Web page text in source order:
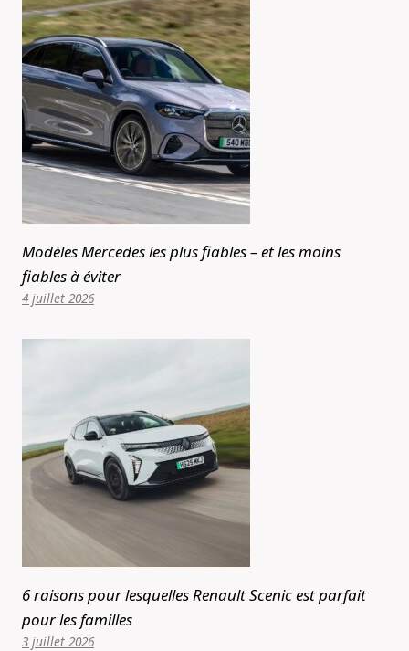
Modèles Mercedes les plus fiables – et les moins
fiables à éviter
4 juillet 2026
6 raisons pour lesquelles Renault Scenic est parfait
pour les familles
3 juillet 2026